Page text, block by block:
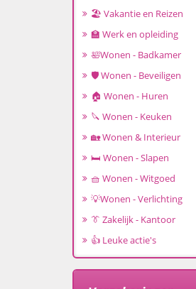
🏖️ Vakantie en Reizen
🏫 Werk en opleiding
🛀Wonen - Badkamer
🛡️ Wonen - Beveiligen
🏠 Wonen - Huren
🔪 Wonen - Keuken
🏡 Wonen & Interieur
🛏️ Wonen - Slapen
🧺 Wonen - Witgoed
💡Wonen - Verlichting
👔 Zakelijk - Kantoor
👍 Leuke actie's